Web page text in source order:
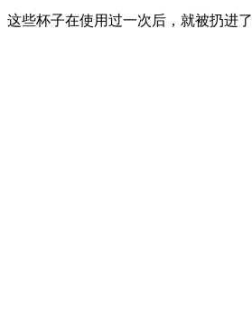
这些杯子在使用过一次后，就被扔进